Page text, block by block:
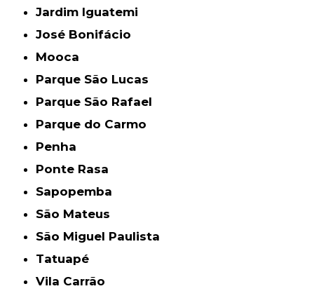
Jardim Iguatemi
José Bonifácio
Mooca
Parque São Lucas
Parque São Rafael
Parque do Carmo
Penha
Ponte Rasa
Sapopemba
São Mateus
São Miguel Paulista
Tatuapé
Vila Carrão